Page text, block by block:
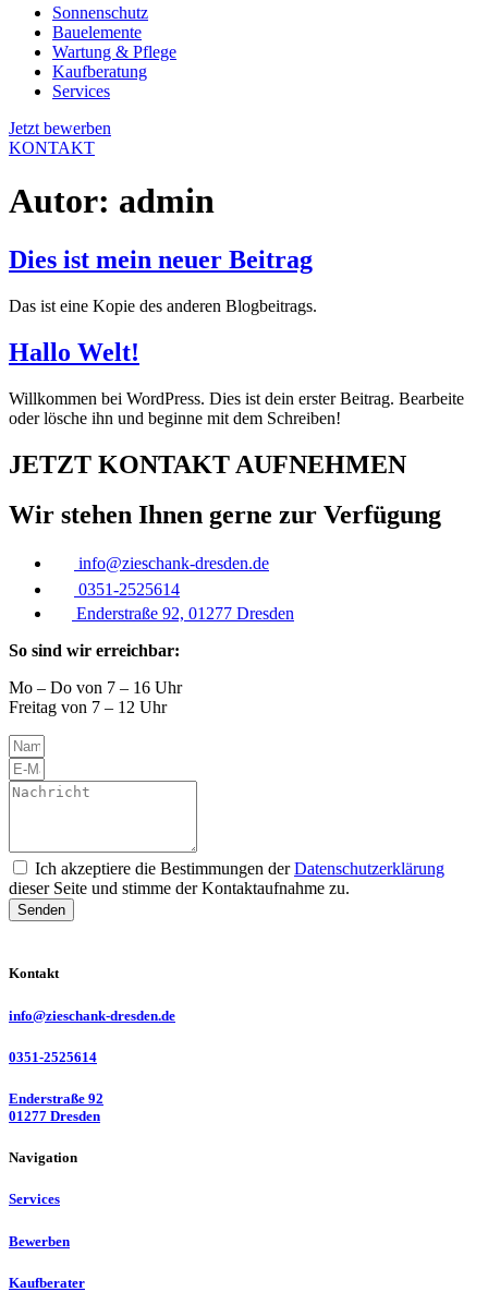
Sonnenschutz
Bauelemente
Wartung & Pflege
Kaufberatung
Services
Jetzt bewerben
KONTAKT
Autor: admin
Dies ist mein neuer Beitrag
Das ist eine Kopie des anderen Blogbeitrags.
Hallo Welt!
Willkommen bei WordPress. Dies ist dein erster Beitrag. Bearbeite
oder lösche ihn und beginne mit dem Schreiben!
JETZT KONTAKT AUFNEHMEN
Wir stehen Ihnen gerne zur Verfügung
info@zieschank-dresden.de
0351-2525614
Enderstraße 92, 01277 Dresden
So sind wir erreichbar:
Mo – Do von 7 – 16 Uhr
Freitag von 7 – 12 Uhr
Ich akzeptiere die Bestimmungen derDatenschutzerklärung
dieser Seite und stimme der Kontaktaufnahme zu.
Senden
Kontakt
info@zieschank-dresden.de
0351-2525614
Enderstraße 92
01277 Dresden
Navigation
Services
Bewerben
Kaufberater